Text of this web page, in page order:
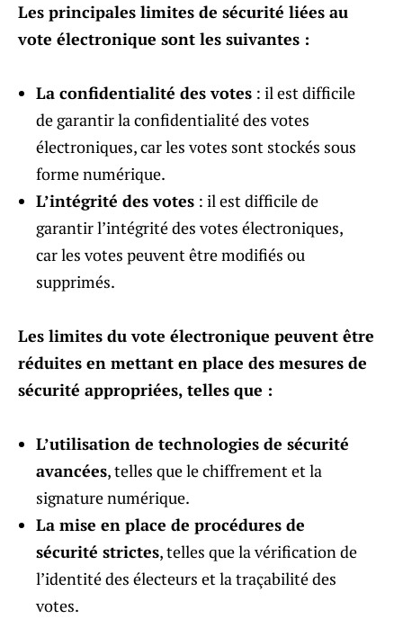
Les principales limites de sécurité liées au
vote électronique sont les suivantes :
La confidentialité des votes : il est difficile
de garantir la confidentialité des votes
électroniques, car les votes sont stockés sous
forme numérique.
L’intégrité des votes : il est difficile de
garantir l’intégrité des votes électroniques,
car les votes peuvent être modifiés ou
supprimés.
Les limites du vote électronique peuvent être
réduites en mettant en place des mesures de
sécurité appropriées, telles que :
L’utilisation de technologies de sécurité
avancées, telles que le chiffrement et la
signature numérique.
La mise en place de procédures de
sécurité strictes, telles que la vérification de
l’identité des électeurs et la traçabilité des
votes.